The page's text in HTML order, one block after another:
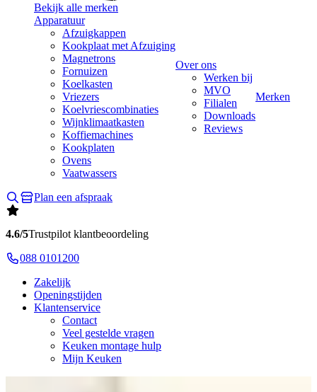
Bekijk alle merken
Apparatuur
Afzuigkappen
Kookplaat met Afzuiging
Magnetrons
Fornuizen
Koelkasten
Vriezers
Koelvriescombinaties
Wijnklimaatkasten
Koffiemachines
Kookplaten
Ovens
Vaatwassers
Over ons
Werken bij
MVO
Filialen
Downloads
Reviews
Merken
Plan een afspraak
4.6/5Trustpilot klantbeoordeling
088 0101200
Zakelijk
Openingstijden
Klantenservice
Contact
Veel gestelde vragen
Keuken montage hulp
Mijn Keuken